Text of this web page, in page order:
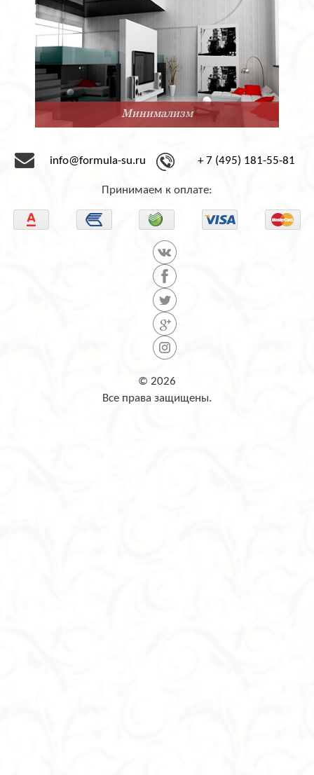
Минимализм
info@formula-su.ru + 7 (495) 181-55-81
Принимаем к оплате:
© 2026
Все права защищены.